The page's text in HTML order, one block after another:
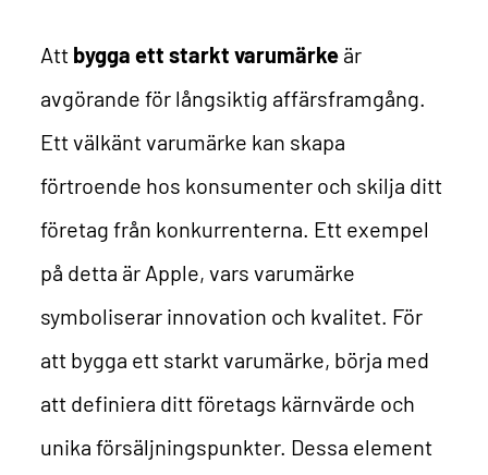
Att bygga ett starkt varumärke är
avgörande för långsiktig affärsframgång.
Ett välkänt varumärke kan skapa
förtroende hos konsumenter och skilja ditt
företag från konkurrenterna. Ett exempel
på detta är Apple, vars varumärke
symboliserar innovation och kvalitet. För
att bygga ett starkt varumärke, börja med
att definiera ditt företags kärnvärde och
unika försäljningspunkter. Dessa element